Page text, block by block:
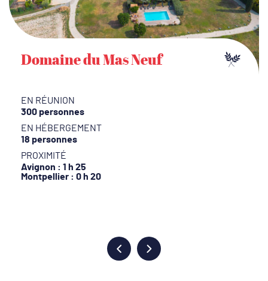
Domaine du Mas Neuf
EN RÉUNION
300 personnes
EN HÉBERGEMENT
18 personnes
PROXIMITÉ
Avignon : 1 h 25
Montpellier : 0 h 20